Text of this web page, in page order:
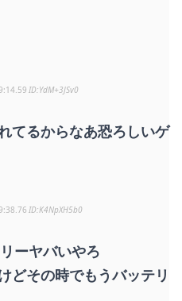
YdM+3JSv0
てるからなあ恐ろしいゲ
K4NpXH5b0
ーヤバいやろ
どその時でもうバッテリ